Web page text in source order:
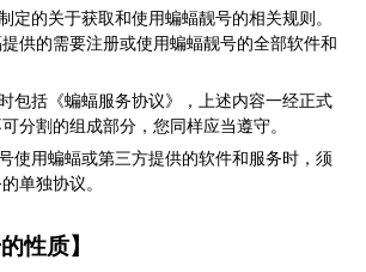
定的关于获取和使用蝙蝠靓号的相关规则。
供的需要注册或使用蝙蝠靓号的全部软件和
包括《蝙蝠服务协议》，上述内容一经正式
分割的组成部分，您同样应当遵守。
使用蝙蝠或第三方提供的软件和服务时，须
单独协议。
性质】